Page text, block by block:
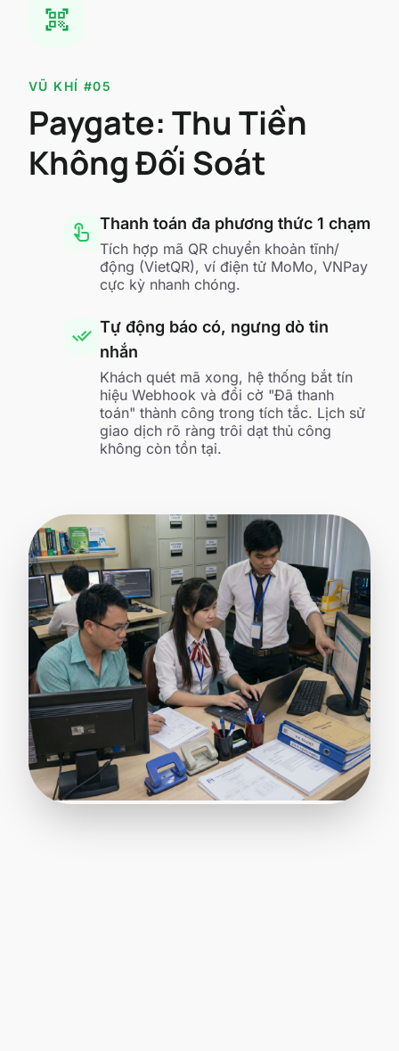
qr_code_scanner
VŨ KHÍ #05
Paygate: Thu Tiền
Không Đối Soát
touch_app Thanh toán đa phương thức 1 chạm
Tích hợp mã QR chuyển khoản tĩnh/
động (VietQR), ví điện tử MoMo, VNPay
cực kỳ nhanh chóng.
done_all Tự động báo có, ngưng dò tin
nhắn
Khách quét mã xong, hệ thống bắt tín
hiệu Webhook và đổi cờ "Đã thanh
toán" thành công trong tích tắc. Lịch sử
giao dịch rõ ràng trôi dạt thủ công
không còn tồn tại.